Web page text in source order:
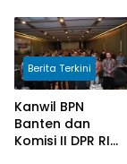
Awareness
Pengoperasian
PLTU Labuan
untuk Perkuat
Keandalan
Pasokan Listrik
Berita Terkini
Kanwil BPN
Banten dan
Komisi II DPR RI